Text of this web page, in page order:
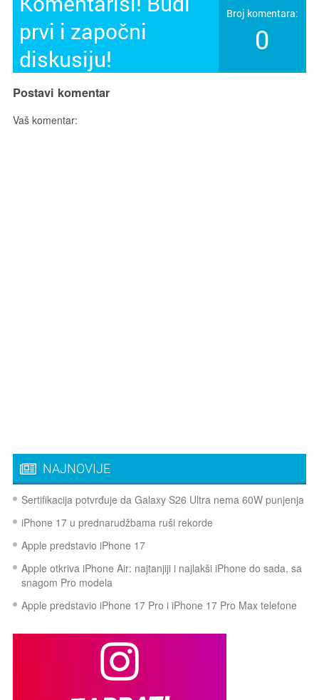
prvi i započni
diskusiju!
Broj komentara:
0
Postavi komentar
Vaš komentar:
NAJNOVIJE
Sertifikacija potvrđuje da Galaxy S26 Ultra nema 60W punjenja
iPhone 17 u prednarudžbama ruši rekorde
Apple predstavio iPhone 17
Apple otkriva iPhone Air: najtanjiji i najlakši iPhone do sada, sa
snagom Pro modela
Apple predstavio iPhone 17 Pro i iPhone 17 Pro Max telefone